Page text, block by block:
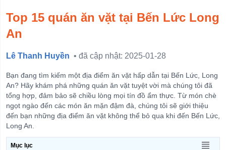
Top 15 quán ăn vặt tại Bến Lức Long
An
Lê Thanh Huyền • đã cập nhật: 2025-01-28
Bạn đang tìm kiếm một địa điểm ăn vặt hấp dẫn tại Bến Lức, Long
An? Hãy khám phá những quán ăn vặt tuyệt vời mà chúng tôi đã
tổng hợp, đảm bảo sẽ chiều lòng mọi tín đồ ẩm thực. Từ món chè
ngọt ngào đến các món ăn mặn đậm đà, chúng tôi sẽ giới thiệu
đến bạn những địa điểm ăn vặt không thể bỏ qua khi đến Bến Lức,
Long An.
Mục lục